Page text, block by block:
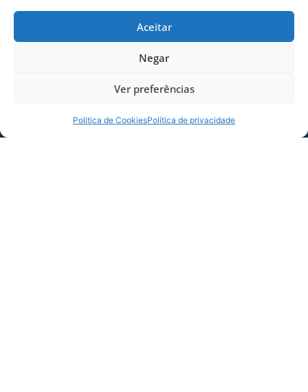
Aceitar
Negar
Ver preferências
Politica de CookiesPolítica de privacidade
de abril de 2015, às 20h30min, em primeira
convocação, com a presença da maioria simples
dos Conselheiros com direito a voto e, em
segunda convocação, às 21h00min, com
na Ressacada, para deliberarem sobre a